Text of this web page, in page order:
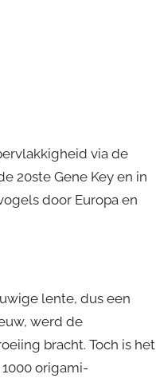
via de
20ste Gene Key en in
door Europa en
lente, dus een
werd de
bracht. Toch is het
origami-